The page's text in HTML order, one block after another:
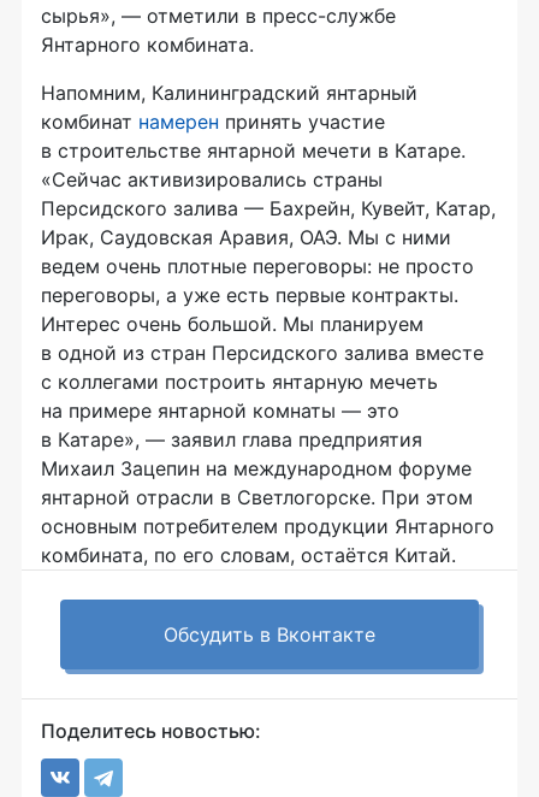
сырья», — отметили в пресс-службе
Янтарного комбината.
Напомним, Калининградский янтарный
комбинат намерен принять участие
в строительстве янтарной мечети в Катаре.
«Сейчас активизировались страны
Персидского залива — Бахрейн, Кувейт, Катар,
Ирак, Саудовская Аравия, ОАЭ. Мы с ними
ведем очень плотные переговоры: не просто
переговоры, а уже есть первые контракты.
Интерес очень большой. Мы планируем
в одной из стран Персидского залива вместе
с коллегами построить янтарную мечеть
на примере янтарной комнаты — это
в Катаре», — заявил глава предприятия
Михаил Зацепин на международном форуме
янтарной отрасли в Светлогорске. При этом
основным потребителем продукции Янтарного
комбината, по его словам, остаётся Китай.
Обсудить в Вконтакте
Поделитесь новостью: